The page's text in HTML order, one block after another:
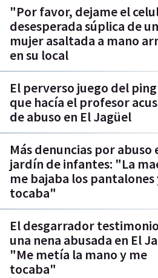
"Por favor, dejame el
desesperada súplica de
mujer asaltada a mano
en su local
El perverso juego del
que hacía el profesor
de abuso en El Jagüel
Más denuncias por abuso
jardín de infantes: "La
me bajaba los pantalones
tocaba"
El desgarrador
una nena abusada en El
"Me metía la mano y me
tocaba"